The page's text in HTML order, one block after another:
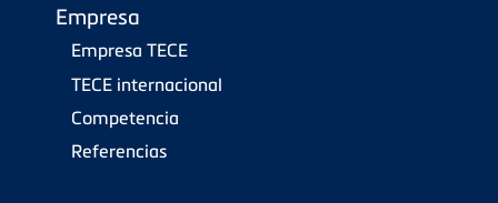
Empresa
Empresa TECE
TECE internacional
Competencia
Referencias